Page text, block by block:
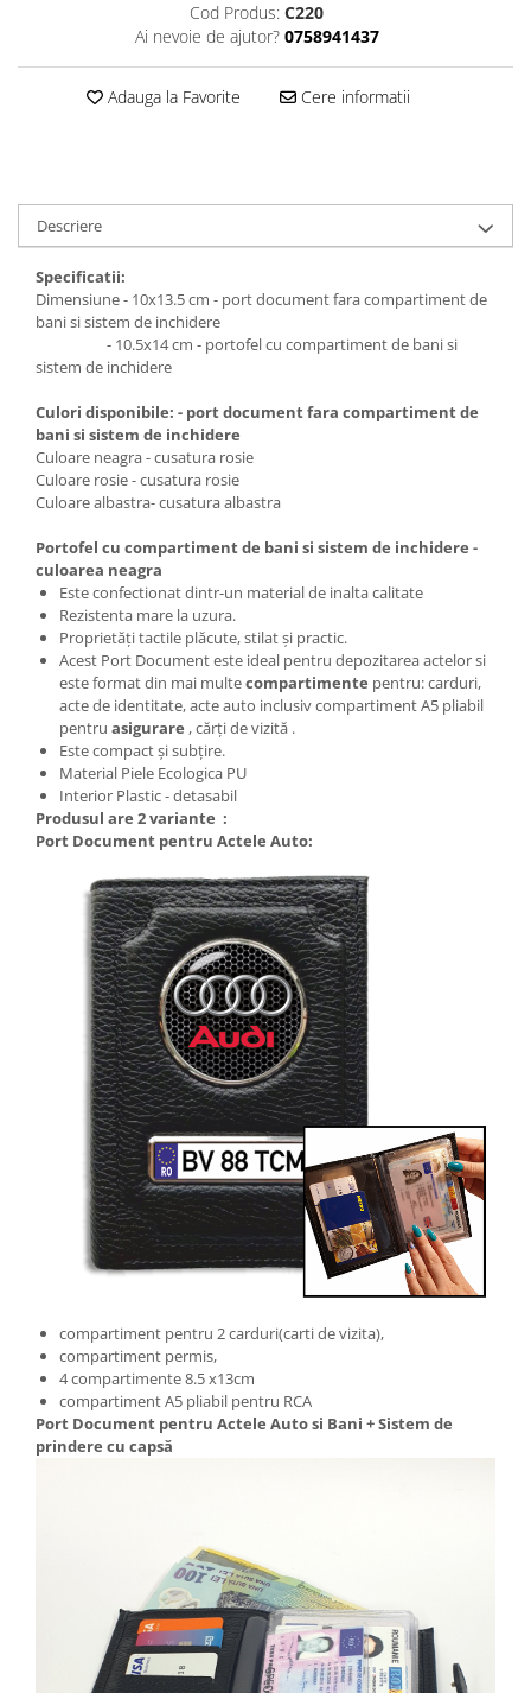
Cod Produs: C220
Ai nevoie de ajutor? 0758941437
Adauga la Favorite Cere informatii
Descriere
Specificatii:
Dimensiune - 10x13.5 cm - port document fara compartiment de
bani si sistem de inchidere
- 10.5x14 cm - portofel cu compartiment de bani si
sistem de inchidere
Culori disponibile: - port document fara compartiment de
bani si sistem de inchidere
Culoare neagra - cusatura rosie
Culoare rosie - cusatura rosie
Culoare albastra- cusatura albastra
Portofel cu compartiment de bani si sistem de inchidere -
culoarea neagra
Este confectionat dintr-un material de inalta calitate
Rezistenta mare la uzura.
Proprietăți tactile plăcute, stilat și practic.
Acest Port Document este ideal pentru depozitarea actelor si
este format din mai multecompartimente pentru: carduri,
acte de identitate, acte auto inclusiv compartiment A5 pliabil
pentru asigurare , cărți de vizită .
Este compact și subțire.
Material Piele Ecologica PU
Interior Plastic - detasabil
Produsul are 2 variante :
Port Document pentru Actele Auto:
compartiment pentru 2 carduri(carti de vizita),
compartiment permis,
4 compartimente 8.5 x13cm
compartiment A5 pliabil pentru RCA
Port Document pentru Actele Auto si Bani + Sistem de
prindere cu capsă